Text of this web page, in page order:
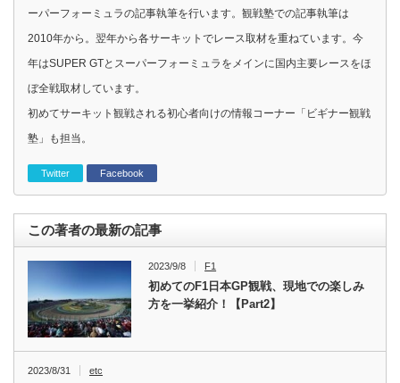
ーパーフォーミュラの記事執筆を行います。観戦塾での記事執筆は
2010年から。翌年から各サーキットでレース取材を重ねています。今
年はSUPER GTとスーパーフォーミュラをメインに国内主要レースをほ
ぼ全戦取材しています。
初めてサーキット観戦される初心者向けの情報コーナー「ビギナー観戦
塾」も担当。
Twitter Facebook
この著者の最新の記事
2023/9/8 F1
初めてのF1日本GP観戦、現地での楽しみ
方を一挙紹介！【Part2】
2023/8/31 etc